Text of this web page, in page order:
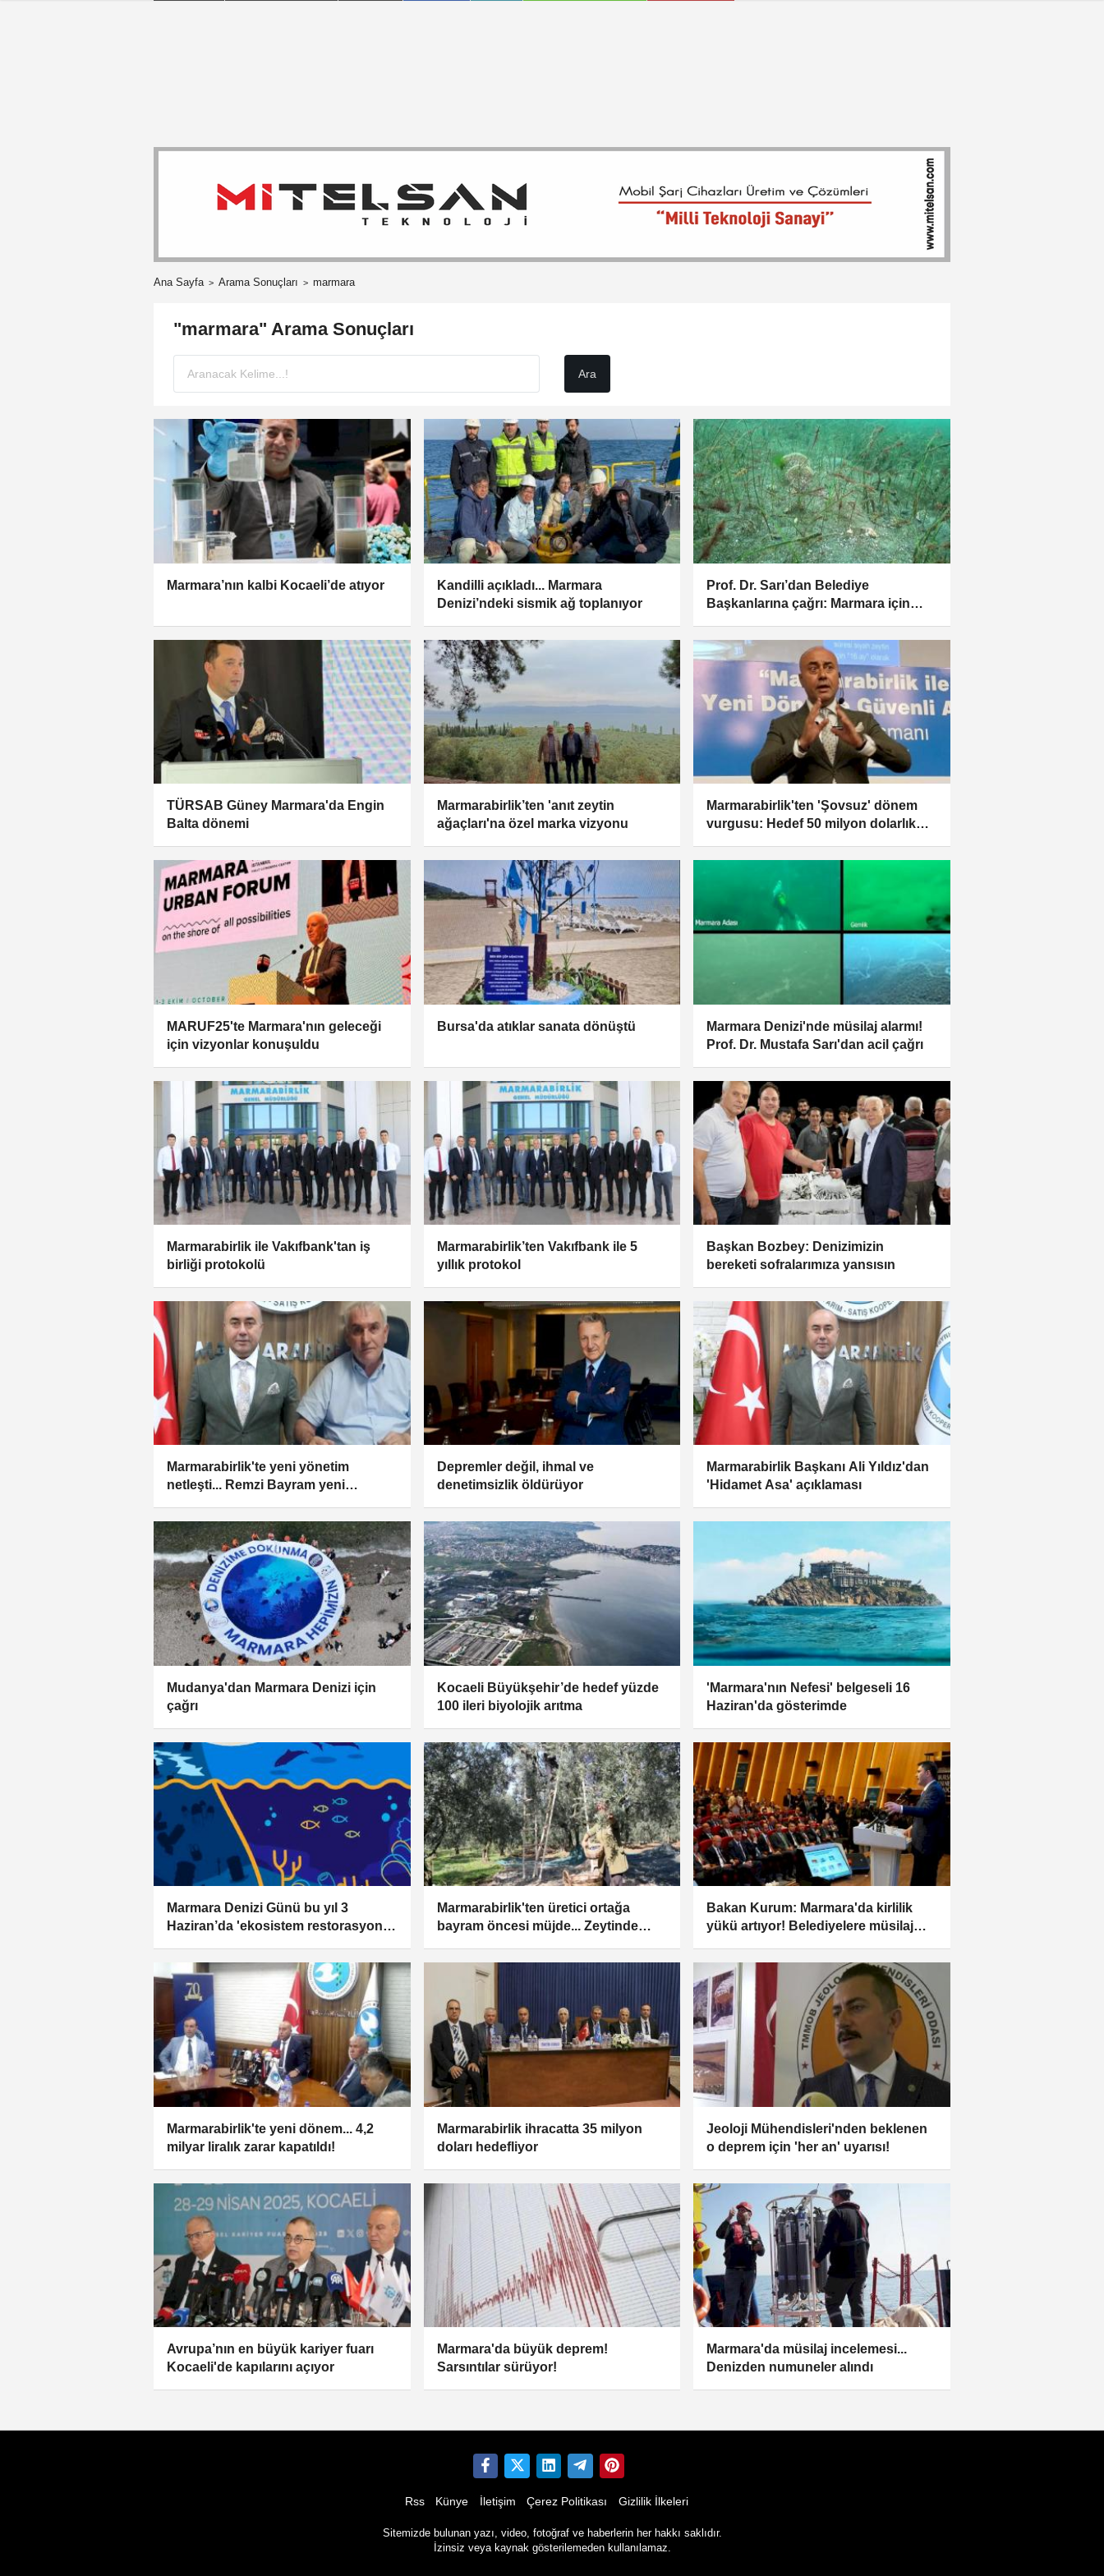
Ana Sayfa Arama Sonuçları marmara
"marmara" Arama Sonuçları
Marmara’nın kalbi Kocaeli’de atıyor
Kandilli açıkladı... Marmara
Denizi’ndeki sismik ağ toplanıyor
Prof. Dr. Sarı’dan Belediye
Başkanlarına çağrı: Marmara için
TÜRSAB Güney Marmara'da Engin
Balta dönemi
Marmarabirlik’ten 'anıt zeytin
ağaçları'na özel marka vizyonu
​Marmarabirlik'ten 'Şovsuz' dönem
vurgusu: Hedef 50 milyon dolarlık
MARUF25'te Marmara'nın geleceği
için vizyonlar konuşuldu
Bursa'da atıklar sanata dönüştü
Marmara Denizi'nde müsilaj alarmı!
Prof. Dr. Mustafa Sarı'dan acil çağrı
Marmarabirlik ile Vakıfbank'tan iş
birliği protokolü
Marmarabirlik’ten Vakıfbank ile 5
yıllık protokol
Başkan Bozbey: Denizimizin
bereketi sofralarımıza yansısın
Marmarabirlik'te yeni yönetim
netleşti... Remzi Bayram yeni
Depremler değil, ihmal ve
denetimsizlik öldürüyor
Marmarabirlik Başkanı Ali Yıldız'dan
'Hidamet Asa' açıklaması
Mudanya'dan Marmara Denizi için
çağrı
Kocaeli Büyükşehir’de hedef yüzde
100 ileri biyolojik arıtma
'Marmara'nın Nefesi' belgeseli 16
Haziran'da gösterimde
Marmara Denizi Günü bu yıl 3
Haziran’da 'ekosistem restorasyonu'
Marmarabirlik'ten üretici ortağa
bayram öncesi müjde... Zeytinde
Bakan Kurum: Marmara'da kirlilik
yükü artıyor! Belediyelere müsilaj
Marmarabirlik'te yeni dönem... 4,2
milyar liralık zarar kapatıldı!
Marmarabirlik ihracatta 35 milyon
doları hedefliyor
Jeoloji Mühendisleri'nden beklenen
o deprem için 'her an' uyarısı!
Avrupa’nın en büyük kariyer fuarı
Kocaeli'de kapılarını açıyor
Marmara'da büyük deprem!
Sarsıntılar sürüyor!
Marmara'da müsilaj incelemesi...
Denizden numuneler alındı
Rss Künye İletişim Çerez Politikası Gizlilik İlkeleri
Sitemizde bulunan yazı, video, fotoğraf ve haberlerin her hakkı saklıdır.
İzinsiz veya kaynak gösterilemeden kullanılamaz.